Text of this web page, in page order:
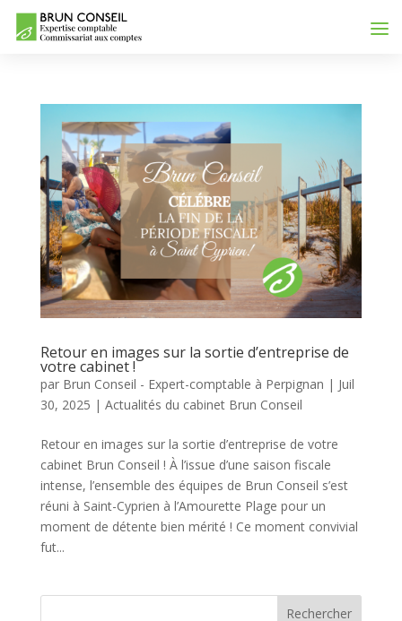
Retour en images sur la sortie d’entreprise de
votre cabinet !
par Brun Conseil - Expert-comptable à Perpignan | Juil
30, 2025 | Actualités du cabinet Brun Conseil
Retour en images sur la sortie d’entreprise de votre
cabinet Brun Conseil ! À l’issue d’une saison fiscale
intense, l’ensemble des équipes de Brun Conseil s’est
réuni à Saint-Cyprien à l’Amourette Plage pour un
moment de détente bien mérité ! Ce moment convivial
fut...